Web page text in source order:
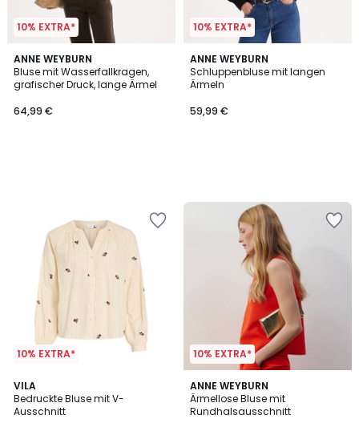
10% EXTRA*
ANNE WEYBURN
Bluse mit Wasserfallkragen,
grafischer Druck, lange Ärmel
64,99 €
10% EXTRA*
ANNE WEYBURN
Schluppenbluse mit langen
Ärmeln
59,99 €
10% EXTRA*
VILA
Bedruckte Bluse mit V-
Ausschnitt
10% EXTRA*
ANNE WEYBURN
Ärmellose Bluse mit
Rundhalsausschnitt
3
/
5